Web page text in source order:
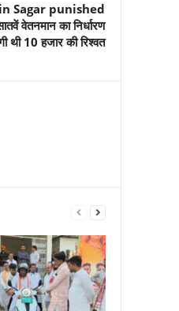
Sagar punished
वेतनमान का निर्धारण
थी 10 हजार की रिश्वत